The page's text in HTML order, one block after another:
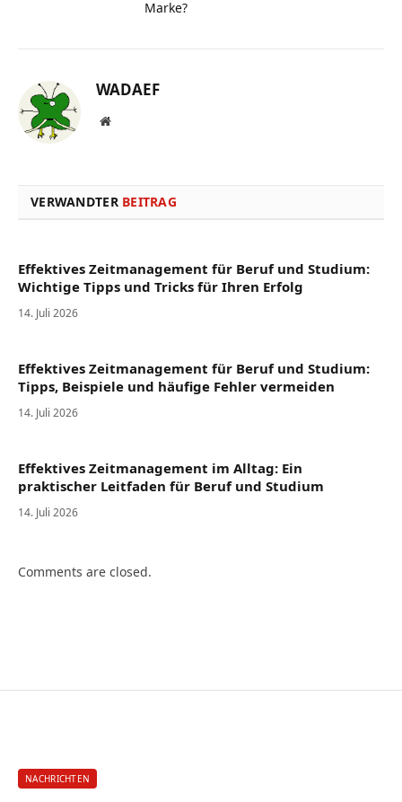
Marke?
WADAEF
Website
VERWANDTER BEITRAG
Effektives Zeitmanagement für Beruf und Studium:
Wichtige Tipps und Tricks für Ihren Erfolg
14. Juli 2026
Effektives Zeitmanagement für Beruf und Studium:
Tipps, Beispiele und häufige Fehler vermeiden
14. Juli 2026
Effektives Zeitmanagement im Alltag: Ein
praktischer Leitfaden für Beruf und Studium
14. Juli 2026
Comments are closed.
NACHRICHTEN